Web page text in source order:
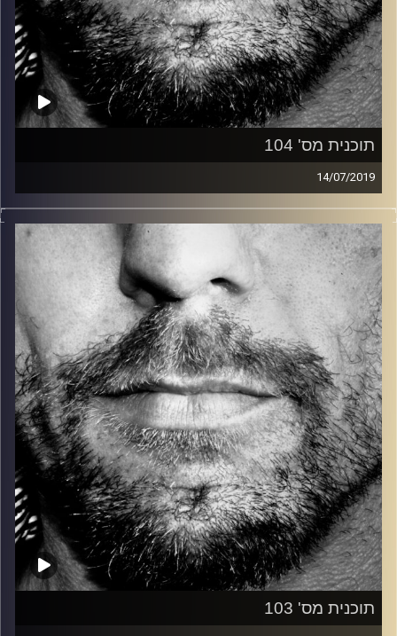
תוכנית מס' 104
14/07/2019
זיפים, מוזיקה מחוספסת של הופעות חיות. הרבה ג'אם, רוק,
בלוז, bluegrass, ג'אז, Fאנק, פרוגרסיב ואפילו אלקטרוניקה.
כל מה שחי, אמיתי ונושם.
עם שמוליק רגב.
קרדיט תמונות: David Goehring
תוכנית מס' 103